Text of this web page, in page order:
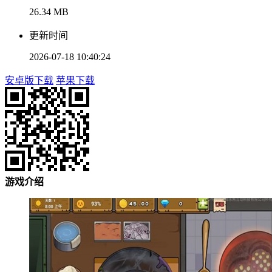
26.34 MB
更新时间
2026-07-18 10:40:24
安卓版下载 苹果下载
游戏介绍